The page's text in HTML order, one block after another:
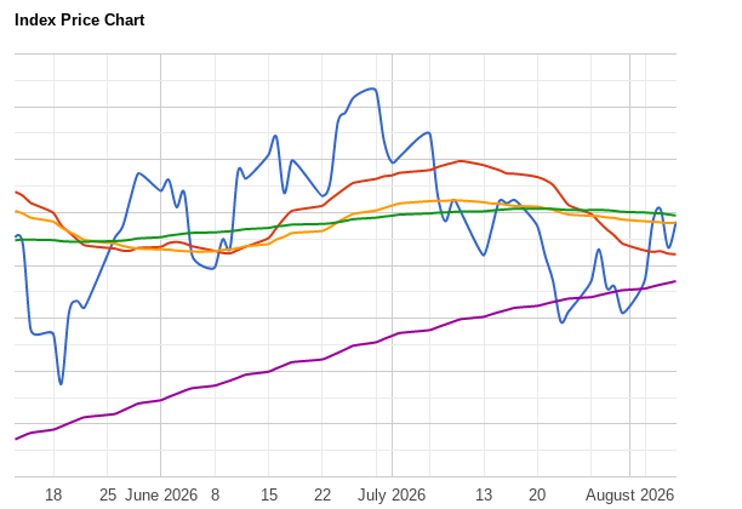
Index Price Chart
June 2026 July 2026 August 2026
18 25 8 15 22 13 20